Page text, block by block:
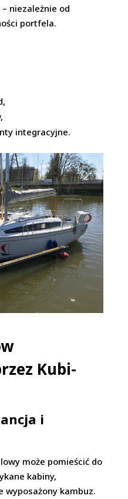
niezależnie od
portfela.
integracyjne.
Kubi-
i
może pomieścić do
kabiny,
wyposażony kambuz.